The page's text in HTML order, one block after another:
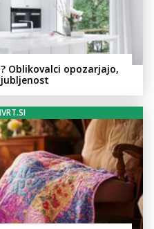
Oblikovalci opozarjajo,